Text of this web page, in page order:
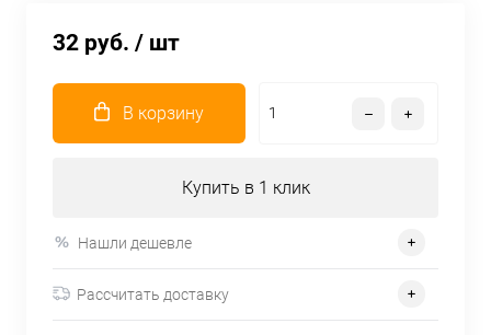
32 руб. / шт
В корзину
Купить в 1 клик
Нашли дешевле
Рассчитать доставку